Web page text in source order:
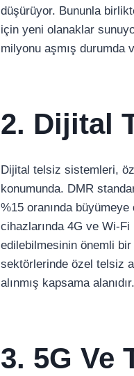
düşürüyor. Bununla
için yeni olanaklar
milyonu aşmış durumda
2. Dijital
Dijital telsiz sistemleri,
konumunda. DMR
%15 oranında
cihazlarında 4G ve Wi-Fi
edilebilmesinin önemli bir
sektörlerinde özel telsiz
alınmış kapsama alanıdır.
3. 5G Ve